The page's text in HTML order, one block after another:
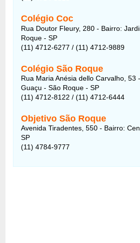
Colégio Coc
Rua Doutor Fleury, 280 - Bairro:
Roque - SP
(11) 4712-6277 / (11) 4712-9889
Colégio São Roque
Rua Maria Anésia dello Carvalho, 53
Guaçu - São Roque - SP
(11) 4712-8122 / (11) 4712-6444
Objetivo São Roque
Avenida Tiradentes, 550 - Bairro:
SP
(11) 4784-9777